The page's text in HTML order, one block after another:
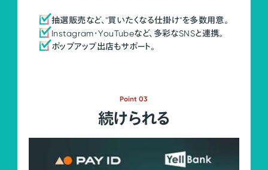
抽選販売など、"買いたくなる仕掛け"を多数用意。
Instagram・YouTubeなど、多彩なSNSと連携。
ポップアップ出店もサポート。
Point 03
続けられる